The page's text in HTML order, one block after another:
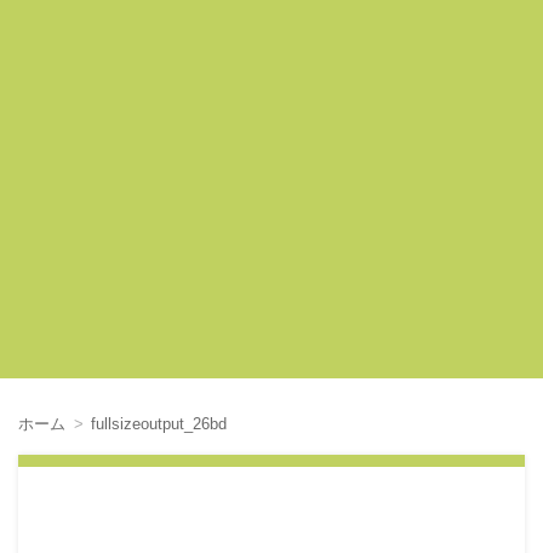
ホーム fullsizeoutput_26bd